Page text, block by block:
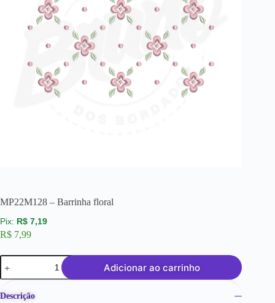
MP22M128 – Barrinha floral
R$ 7,19
R$ 7,99
Adicionar ao carrinho
Descrição